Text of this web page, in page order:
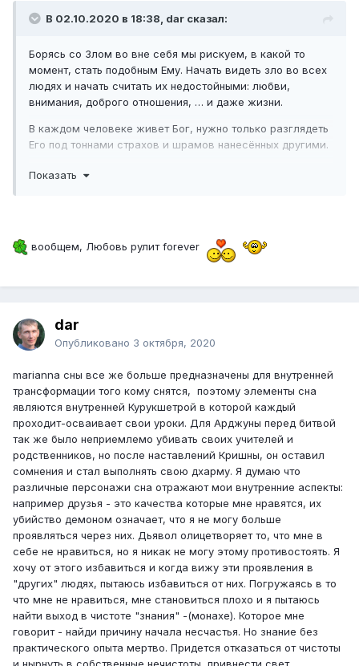
Ты же всесильный!
в его детстве мать проделывала с ним ужасные вещи,
которые породили ненависть к ней.
- Прости ее, - сказал я.
Он наотрез отказался.
Я вновь попытался его подловить:
- Ты же всесильный! Неужели кого-то простить, да еще
Сработало. Что-то стало происходить в душе дьявола.
Его лик постепенно начал преображаться. Прощение
поставлен в ситуацию, не оставлявшую мне выбора, как
поступать – всякий раз я действовал, чтобы спасти
Жизнь заслуживает, чтобы ей доверять.
Чему учил этот сон?
Борясь со Злом во вне себя мы рискуем, в какой то
момент, стать подобным Ему. Начать видеть зло во всех
людях и начать считать их недостойными: любви,
внимания, доброго отношения, … и даже жизни.
В каждом человеке живет Бог, нужно только разглядеть
Его под тоннами страхов и шрамов нанесённых другими.
Ненависть в сердце к обидчикам преодолевается силой
Любви в прощении «Ибо не ведают что творят».
Монах обладал знаниями и чистотой, но был убит.
Отрицая Зло, не вмещая его
существование(уподоблении в свойствах), у него не
было возможности помочь ему измениться в лучшую
сторону.
В 02.10.2020 в 18:38, dar сказал:
Борясь со Злом во вне себя мы рискуем, в какой то
момент, стать подобным Ему. Начать видеть зло во всех
людях и начать считать их недостойными: любви,
внимания, доброго отношения, … и даже жизни.
В каждом человеке живет Бог, нужно только разглядеть
Его под тоннами страхов и шрамов нанесённых другими.
Ненависть в сердце к обидчикам преодолевается силой
проявлениям.
мягкой мощью. Саи Рам!
Показать
вообщем, Любовь рулит forever
dar
Опубликовано 3 октября, 2020
marianna сны все же больше предназначены для внутренней
трансформации того кому снятся, поэтому элементы сна
являются внутренней Курукшетрой в которой каждый
проходит-осваивает свои уроки. Для Арджуны перед битвой
так же было неприемлемо убивать своих учителей и
родственников, но после наставлений Кришны, он оставил
сомнения и стал выполнять свою дхарму. Я думаю что
различные персонажи сна отражают мои внутренние аспекты:
например друзья - это качества которые мне нравятся, их
убийство демоном означает, что я не могу больше
проявляться через них. Дьявол олицетворяет то, что мне в
себе не нравиться, но я никак не могу этому противостоять. Я
хочу от этого избавиться и когда вижу эти проявления в
"других" людях, пытаюсь избавиться от них. Погружаясь в то
что мне не нравиться, мне становиться плохо и я пытаюсь
найти выход в чистоте "знания" -(монахе). Которое мне
говорит - найди причину начала несчастья. Но знание без
практического опыта мертво. Придется отказаться от чистоты
и нырнуть в собственные нечистоты, привнести свет